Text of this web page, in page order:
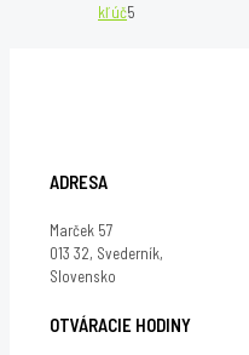
kľúč5
ADRESA
Marček 57
013 32, Svederník,
Slovensko
OTVÁRACIE HODINY